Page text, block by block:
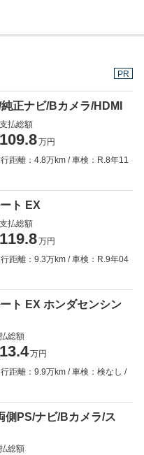
PR
正ナビ/Bカメラ/HDMI
支払総額
109.8万円
距離：4.8万km
車検：R.8年11
ト EX
支払総額
119.8万円
距離：9.3万km
車検：R.9年04
ト EX ホンダセンシン
総額
万円
距離：9.9万km
車検：検なし
側PS/ナビ/Bカメラ/ス
総額